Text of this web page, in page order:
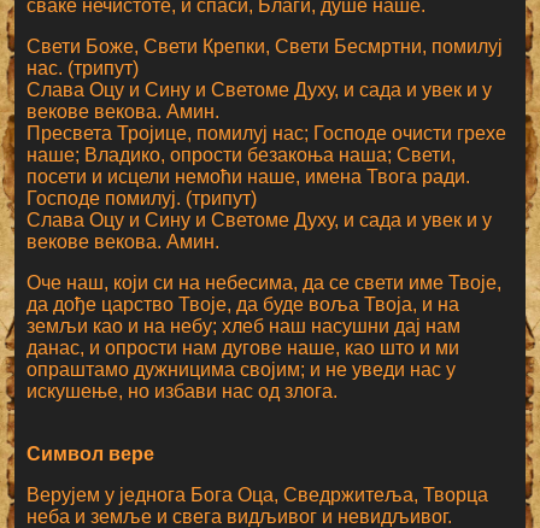
сваке нечистоте, и спаси, Благи, душе наше.
Свети Боже, Свети Крепки, Свети Бесмртни, помилуј
нас. (трипут)
Слава Оцу и Сину и Светоме Духу, и сада и увек и у
векове векова. Амин.
Пресвета Тројице, помилуј нас; Господе очисти грехе
наше; Владико, опрости безакоња наша; Свети,
посети и исцели немоћи наше, имена Твога ради.
Господе помилуј. (трипут)
Слава Оцу и Сину и Светоме Духу, и сада и увек и у
векове векова. Амин.
Оче наш, који си на небесима, да се свети име Твоје,
да дође царство Твоје, да буде воља Твоја, и на
земљи као и на небу; хлеб наш насушни дај нам
данас, и опрости нам дугове наше, као што и ми
опраштамо дужницима својим; и не уведи нас у
искушење, но избави нас од злога.
Символ вере
Верујем у једнога Бога Оца, Сведржитеља, Творца
неба и земље и свега видљивог и невидљивог.